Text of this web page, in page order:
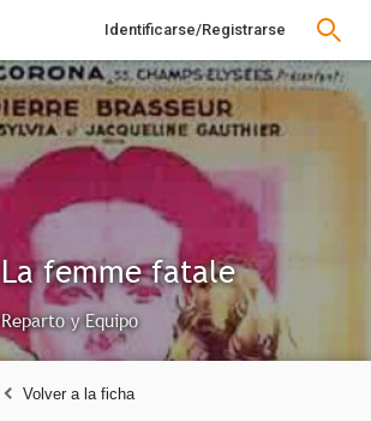
Identificarse/Registrarse
La femme fatale
Reparto y Equipo
Volver a la ficha